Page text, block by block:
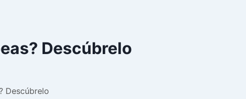
Descúbrelo
Descúbrelo